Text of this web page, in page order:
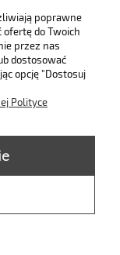
wyślij
poprawne
ofertę do Twoich
przez nas
dostosować
opcję "Dostosuj
Polityce